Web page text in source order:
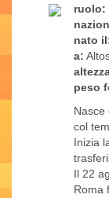
ruolo:
nato
a:
peso
Nasce
col
Inizia
Il 22
Roma